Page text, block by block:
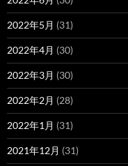
2022年5月 (31)
2022年4月 (30)
2022年3月 (30)
2022年2月 (28)
2022年1月 (31)
2021年12月 (31)